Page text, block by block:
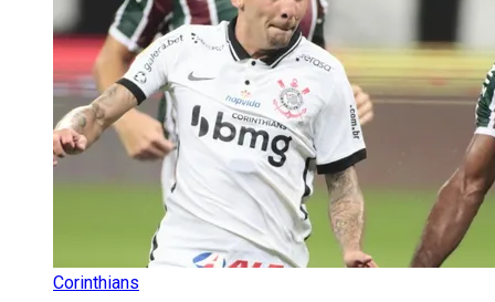
Corinthians